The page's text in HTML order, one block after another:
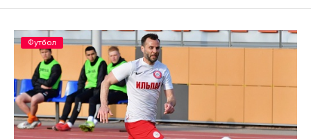
Футбол